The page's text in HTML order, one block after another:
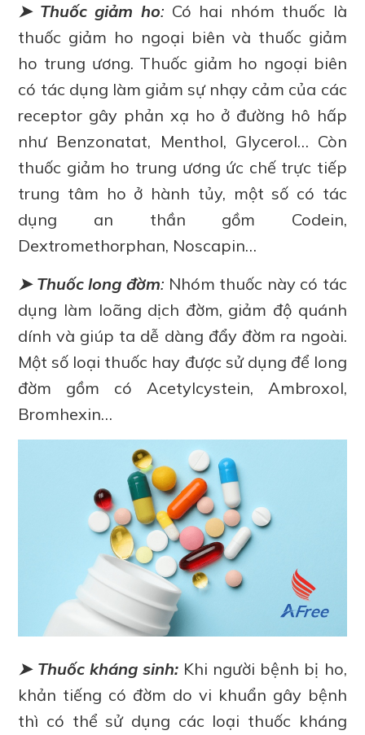
➤ Thuốc giảm ho: Có hai nhóm thuốc là
thuốc giảm ho ngoại biên và thuốc giảm
ho trung ương. Thuốc giảm ho ngoại biên
có tác dụng làm giảm sự nhạy cảm của các
receptor gây phản xạ ho ở đường hô hấp
như Benzonatat, Menthol, Glycerol… Còn
thuốc giảm ho trung ương ức chế trực tiếp
trung tâm ho ở hành tủy, một số có tác
dụng an thần gồm Codein,
Dextromethorphan, Noscapin…
➤ Thuốc long đờm: Nhóm thuốc này có tác
dụng làm loãng dịch đờm, giảm độ quánh
dính và giúp ta dễ dàng đẩy đờm ra ngoài.
Một số loại thuốc hay được sử dụng để long
đờm gồm có Acetylcystein, Ambroxol,
Bromhexin…
➤ Thuốc kháng sinh: Khi người bệnh bị ho,
khản tiếng có đờm do vi khuẩn gây bệnh
thì có thể sử dụng các loại thuốc kháng